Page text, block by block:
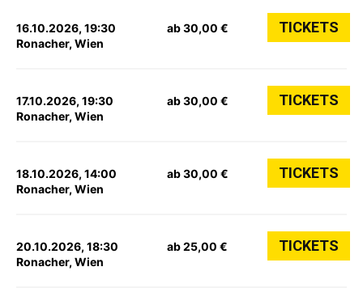
16.10.2026, 19:30
Ronacher, Wien
ab 30,00 € TICKETS
17.10.2026, 19:30
Ronacher, Wien
ab 30,00 € TICKETS
18.10.2026, 14:00
Ronacher, Wien
ab 30,00 € TICKETS
20.10.2026, 18:30
Ronacher, Wien
ab 25,00 € TICKETS